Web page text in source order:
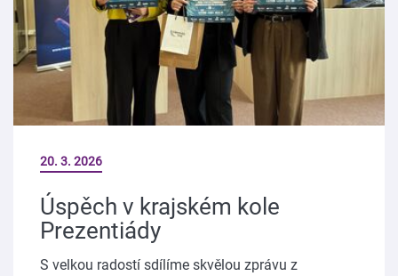
20. 3. 2026
Úspěch v krajském kole
Prezentiády
S velkou radostí sdílíme skvělou zprávu z